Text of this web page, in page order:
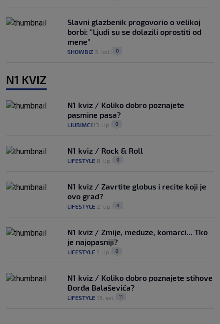
Slavni glazbenik progovorio o velikoj
borbi: "Ljudi su se dolazili oprostiti od
mene"
SHOWBIZ 3. kol. 0
N1 KVIZ
N1 kviz / Koliko dobro poznajete
pasmine pasa?
LJUBIMCI 13. lip. 0
N1 kviz / Rock & Roll
LIFESTYLE 8. lip. 0
N1 kviz / Zavrtite globus i recite koji je
ovo grad?
LIFESTYLE 2. lip. 0
N1 kviz / Zmije, meduze, komarci... Tko
je najopasniji?
LIFESTYLE 1. lip. 0
N1 kviz / Koliko dobro poznajete stihove
Đorđa Balaševića?
LIFESTYLE 18. svi. 11